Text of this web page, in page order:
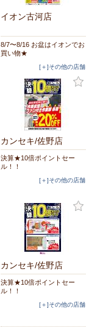
イオン古河店
8/7〜8/16 お盆はイオンでお
買い物★
[＋]その他の店舗
カンセキ/佐野店
決算★10倍ポイントセー
ル！！
[＋]その他の店舗
カンセキ/佐野店
決算★10倍ポイントセー
ル！！
[＋]その他の店舗